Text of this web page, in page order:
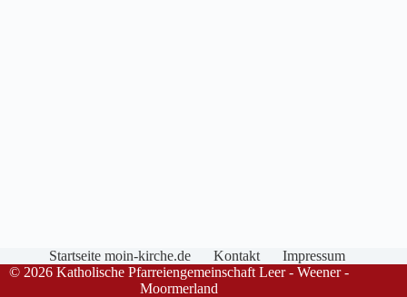
Startseite moin-kirche.de Kontakt
Impressum
© 2026 Katholische Pfarreiengemeinschaft Leer - Weener -
Moormerland